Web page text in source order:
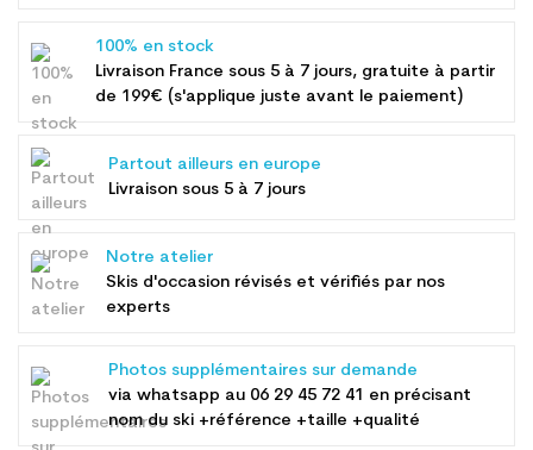
100% en stock
Livraison France sous 5 à 7 jours, gratuite à partir
de 199€ (s'applique juste avant le paiement)
Partout ailleurs en europe
Livraison sous 5 à 7 jours
Notre atelier
Skis d'occasion révisés et vérifiés par nos
experts
Photos supplémentaires sur demande
via whatsapp au 06 29 45 72 41 en précisant
nom du ski +référence +taille +qualité